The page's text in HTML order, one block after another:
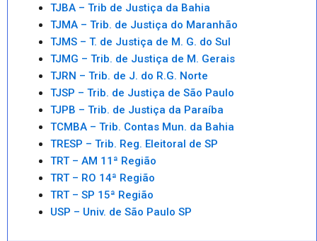
TJBA – Trib de Justiça da Bahia
TJMA – Trib. de Justiça do Maranhão
TJMS – T. de Justiça de M. G. do Sul
TJMG – Trib. de Justiça de M. Gerais
TJRN – Trib. de J. do R.G. Norte
TJSP – Trib. de Justiça de São Paulo
TJPB – Trib. de Justiça da Paraíba
TCMBA – Trib. Contas Mun. da Bahia
TRESP – Trib. Reg. Eleitoral de SP
TRT – AM 11ª Região
TRT – RO 14ª Região
TRT – SP 15ª Região
USP – Univ. de São Paulo SP